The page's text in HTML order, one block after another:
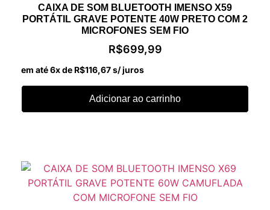
CAIXA DE SOM BLUETOOTH IMENSO X59
PORTÁTIL GRAVE POTENTE 40W PRETO COM 2
MICROFONES SEM FIO
R$699,99
em até 6x de R$116,67s/ juros
Adicionar ao carrinho